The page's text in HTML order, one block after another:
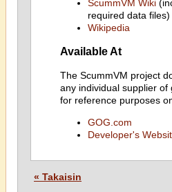
ScummVM Wiki
required data files)
Wikipedia
Available At
The ScummVM project
any individual supplier of
for reference purposes
GOG.com
Developer's
« Takaisin